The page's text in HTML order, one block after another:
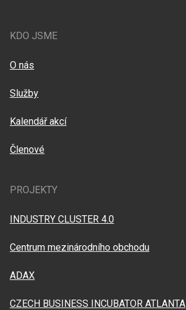
KDO JSME
O nás
Služby
Kalendář akcí
Členové
PROJEKTY
INDUSTRY CLUSTER 4.0
Centrum mezinárodního obchodu
ADAX
CZECH BUSINESS INCUBATOR ATLANTA